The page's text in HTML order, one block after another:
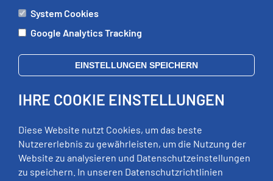
ÄMTER
Di:
09:00 - 12:00 Uhr, 13:00 - 18:00 Uhr
Mi:
geschlossen
Fr:
09:00 - 12:00 Uhr
RECHTLICHES
System Cookies
Google Analytics Tracking
EINSTELLUNGEN SPEICHERN
IHRE COOKIE EINSTELLUNGEN
Diese Website nutzt Cookies, um das beste
Nutzererlebnis zu gewährleisten, um die Nutzung der
Website zu analysieren und Datenschutzeinstellungen
zu speichern. In unseren Datenschutzrichtlinien